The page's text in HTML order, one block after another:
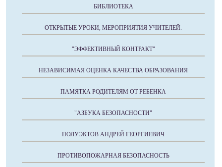
БИБЛИОТЕКА
ОТКРЫТЫЕ УРОКИ, МЕРОПРИЯТИЯ УЧИТЕЛЕЙ.
"ЭФФЕКТИВНЫЙ КОНТРАКТ"
НЕЗАВИСИМАЯ ОЦЕНКА КАЧЕСТВА ОБРАЗОВАНИЯ
ПАМЯТКА РОДИТЕЛЯМ ОТ РЕБЕНКА
"АЗБУКА БЕЗОПАСНОСТИ"
ПОЛУЭКТОВ АНДРЕЙ ГЕОРГИЕВИЧ
ПРОТИВОПОЖАРНАЯ БЕЗОПАСНОСТЬ